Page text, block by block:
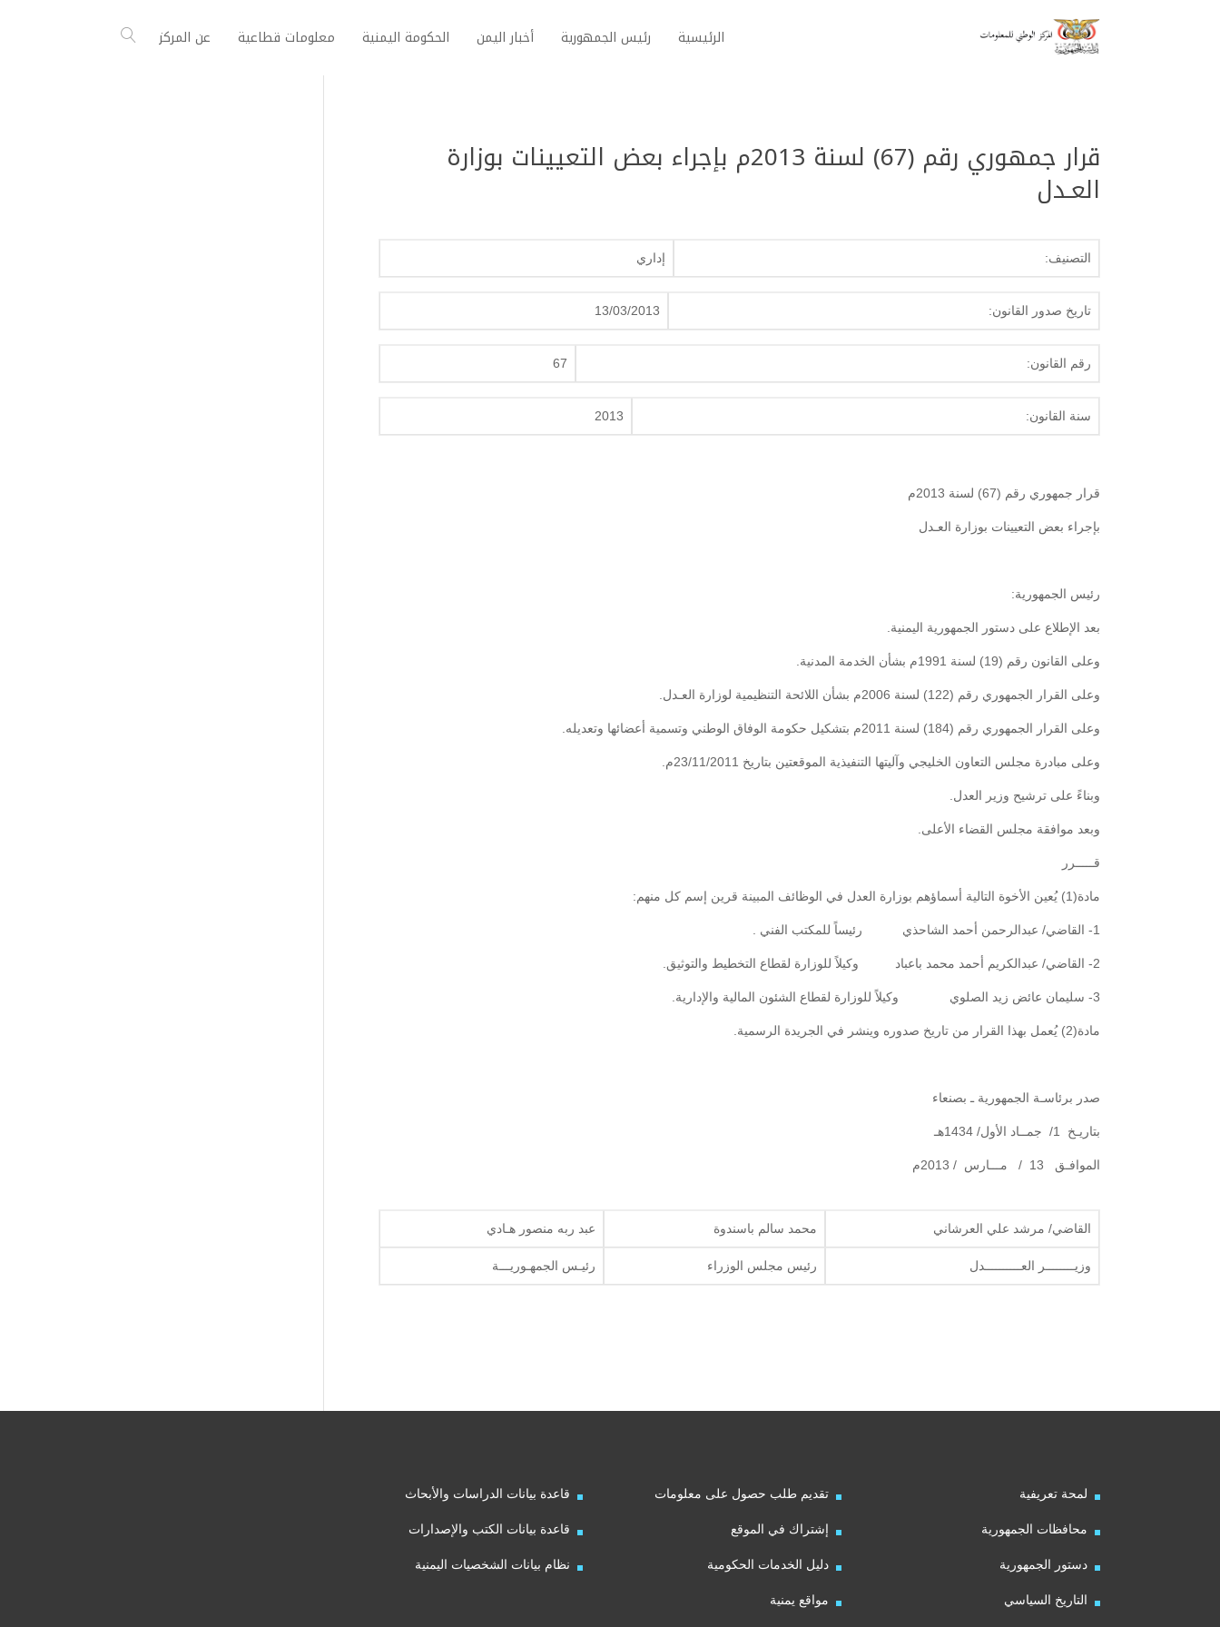
الرئيسية رئيس الجمهورية أخبار اليمن الحكومة اليمنية معلومات قطاعية عن المركز
قرار جمهوري رقم (67) لسنة 2013م بإجراء بعض التعيينات بوزارة
العـدل
التصنيف: إداري
تاريخ صدور القانون: 13/03/2013
رقم القانون: 67
سنة القانون: 2013
قرار جمهوري رقم (67) لسنة 2013م
بإجراء بعض التعيينات بوزارة العـدل
رئيس الجمهورية:
بعد الإطلاع على دستور الجمهورية اليمنية.
وعلى القانون رقم (19) لسنة 1991م بشأن الخدمة المدنية.
وعلى القرار الجمهوري رقم (122) لسنة 2006م بشأن اللائحة التنظيمية لوزارة العـدل.
وعلى القرار الجمهوري رقم (184) لسنة 2011م بتشكيل حكومة الوفاق الوطني وتسمية أعضائها وتعديله.
وعلى مبادرة مجلس التعاون الخليجي وآليتها التنفيذية الموقعتين بتاريخ 23/11/2011م.
وبناءً على ترشيح وزير العدل.
وبعد موافقة مجلس القضاء الأعلى.
قـــــرر
مادة(1) يُعين الأخوة التالية أسماؤهم بوزارة العدل في الوظائف المبينة قرين إسم كل منهم:
1- القاضي/ عبدالرحمن أحمد الشاحذي رئيساً للمكتب الفني .
2- القاضي/ عبدالكريم أحمد محمد باعباد وكيلاً للوزارة لقطاع التخطيط والتوثيق.
3- سليمان عائض زيد الصلوي وكيلاً للوزارة لقطاع الشئون المالية والإدارية.
مادة(2) يُعمل بهذا القرار من تاريخ صدوره وينشر في الجريدة الرسمية.
صدر برئاسـة الجمهورية ـ بصنعاء
بتاريـخ 1/ جمــاد الأول/ 1434هـ
الموافـق 13 / مـــارس / 2013م
القاضي/ مرشد علي العرشاني محمد سالم باسندوة عبد ربه منصور هـادي
وزيــــــــر العــــــــــدل رئيس مجلس الوزراء رئيـس الجمهـوريـــة
لمحة تعريفية
محافظات الجمهورية
دستور الجمهورية
التاريخ السياسي
تقديم طلب حصول على معلومات
إشتراك في الموقع
دليل الخدمات الحكومية
مواقع يمنية
قاعدة بيانات الدراسات والأبحاث
قاعدة بيانات الكتب والإصدارات
نظام بيانات الشخصيات اليمنية